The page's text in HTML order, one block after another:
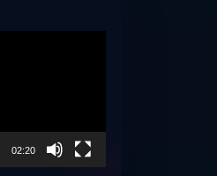
02:20